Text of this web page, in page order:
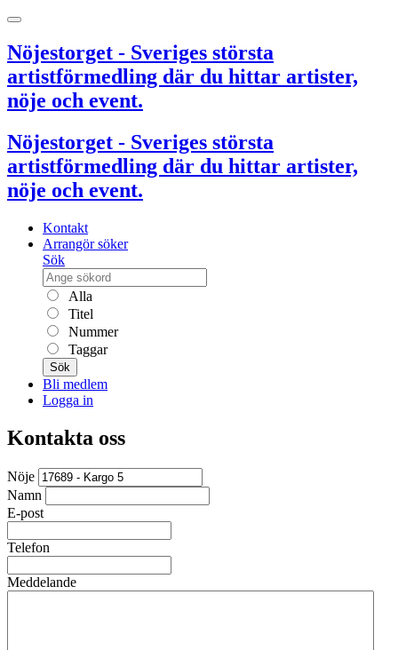
Nöjestorget - Sveriges största
artistförmedling där du hittar artister,
nöje och event.
Nöjestorget - Sveriges största
artistförmedling där du hittar artister,
nöje och event.
Kontakt
Arrangör söker
Sök
Alla
Titel
Nummer
Taggar
Sök
Bli medlem
Logga in
Kontakta oss
Nöje
Namn
E-post
Telefon
Meddelande